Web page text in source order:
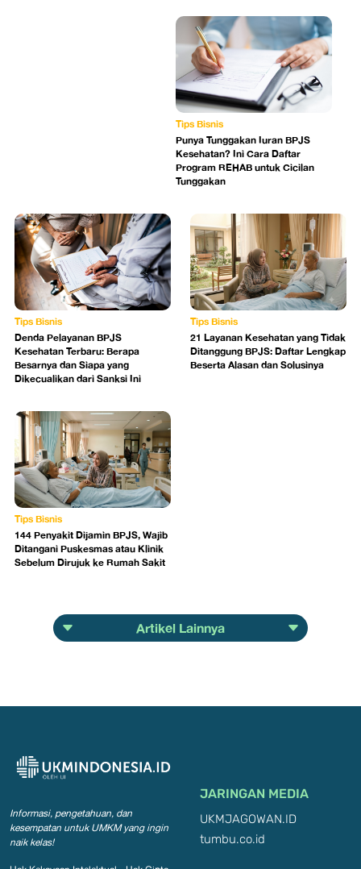
Tips Bisnis
Punya Tunggakan Iuran BPJS
Kesehatan? Ini Cara Daftar
Program REHAB untuk Cicilan
Tunggakan
Tips Bisnis
Denda Pelayanan BPJS
Kesehatan Terbaru: Berapa
Besarnya dan Siapa yang
Dikecualikan dari Sanksi Ini
Tips Bisnis
21 Layanan Kesehatan yang Tidak
Ditanggung BPJS: Daftar Lengkap
Beserta Alasan dan Solusinya
Tips Bisnis
144 Penyakit Dijamin BPJS, Wajib
Ditangani Puskesmas atau Klinik
Sebelum Dirujuk ke Rumah Sakit
Artikel Lainnya
Informasi, pengetahuan, dan
kesempatan untuk UMKM yang ingin
naik kelas!
JARINGAN MEDIA
UKMJAGOWAN.ID
tumbu.co.id